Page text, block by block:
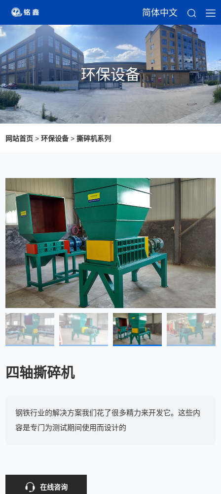
简体中文
环保设备
网站首页 >环保设备>撕碎机系列
四轴撕碎机
钢铁行业的解决方案我们花了很多精力来开发它。这些内
容是专门为测试期间使用而设计的
在线咨询